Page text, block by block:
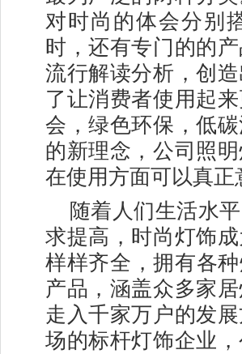
对时尚的体会分别
时，还有专门的的
流行解读分析，创
了让消费者使用起
会，绿色环保，低
的新理念，公司照
在使用方面可以真
随着人们生活水
求提高，时尚灯饰
样样齐全，拥有各
产品，涵盖众多家
走入千家万户的发
场的标杆灯饰企业